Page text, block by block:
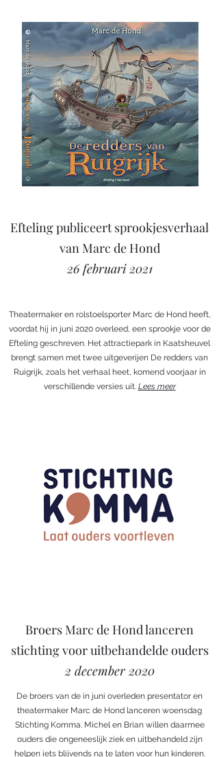
Efteling publiceert sprookjesverhaal
van Marc de Hond
26 februari 2021
Theatermaker en rolstoelsporter Marc de Hond heeft,
voordat hij in juni 2020 overleed, een sprookje voor de
Efteling geschreven. Het attractiepark in Kaatsheuvel
brengt samen met twee uitgeverijen De redders van
Ruigrijk, zoals het verhaal heet, komend voorjaar in
verschillende versies uit. Lees meer
Broers Marc de Hond lanceren
stichting voor uitbehandelde ouders
2 december 2020
De broers van de in juni overleden presentator en
theatermaker Marc de Hond lanceren woensdag
Stichting Komma. Michel en Brian willen daarmee
ouders die ongeneeslijk ziek en uitbehandeld zijn
helpen iets blijvends na te laten voor hun kinderen.